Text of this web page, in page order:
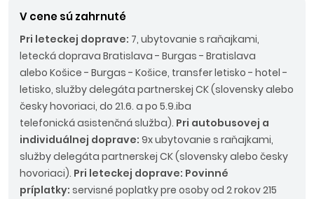
V cene sú zahrnuté
Pri leteckej doprave: 7, ubytovanie s raňajkami,
letecká doprava Bratislava - Burgas - Bratislava
alebo Košice - Burgas - Košice, transfer letisko - hotel -
letisko, služby delegáta partnerskej CK (slovensky alebo
česky hovoriaci, do 21.6. a po 5.9.iba
telefonická asistenčná služba). Pri autobusovej a
individuálnej doprave: 9x ubytovanie s raňajkami,
služby delegáta partnerskej CK (slovensky alebo česky
hovoriaci). Pri leteckej doprave: Povinné
príplatky: servisné poplatky pre osoby od 2 rokov 215